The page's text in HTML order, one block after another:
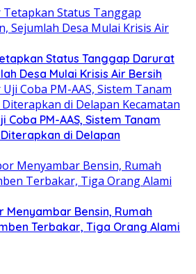
Status Tanggap Darurat
Desa Mulai Krisis Air Bersih
Coba PM-AAS, Sistem Tanam
di Delapan
Menyambar Bensin, Rumah
Terbakar, Tiga Orang Alami